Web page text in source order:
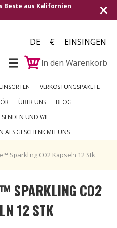
Beste aus Kalifornien
DE €
EINSINGEN
In den Warenkorb
VERKOSTUNGSPAKETE
ÜBER UNS
BLOG
UND WIE
ALS GESCHENK MIT UNS
Sparkling CO2 Kapseln 12 Stk
SPARKLING CO2
12 STK